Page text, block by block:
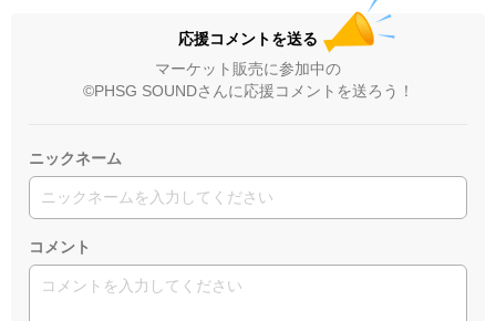
応援コメントを送る
マーケット販売に参加中の
©PHSG SOUNDさんに応援コメントを送ろう！
ニックネーム
コメント